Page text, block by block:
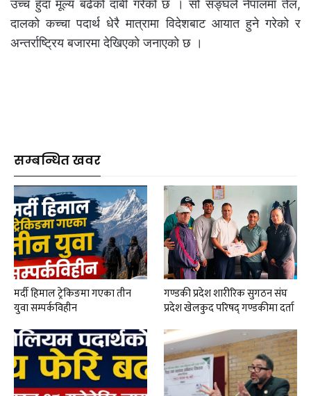
उच्च हुँदा मूल्य बढेको दाबी गरेको छ । सो सङ्घले नेपालमा तेल,
दालको कच्चा पदार्थ धेरै मात्रामा विदेशबाट आयात हुने गरेको र
अन्तर्राष्ट्रिय बजारमा देखिएको जनाएको छ ।
सम्बन्धित खवर
मर्दी हिमाल ट्रेकिङमा गएका तीन
युवा सम्पर्कविहीन
गण्डकी प्रदेश शारीरिक सुगठन संघ
प्रदेश खेलकुद परिषद् गण्डकीमा दर्ता